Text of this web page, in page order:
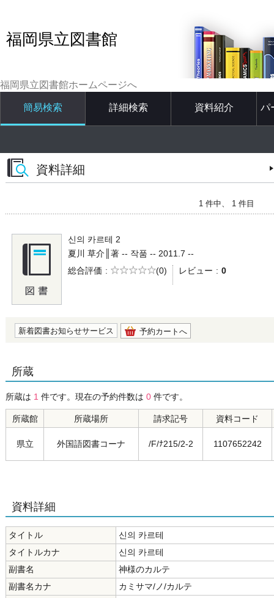
福岡県立図書館
福岡県立図書館ホームページへ
簡易検索 詳細検索 資料紹介 パ
資料詳細
1 件中、 1 件目
신의 카르테 2
夏川 草介║著 -- 작품 -- 2011.7 --
総合評価
5段階評価
(0) レビュー 0
新着図書お知らせサービス 予約カートへ
所蔵
所蔵は 1 件です。現在の予約件数は 0 件です。
所蔵館 所蔵場所 請求記号 資料コード
県立 外国語図書コーナ /F/ﾅ215/2-2 1107652242
資料詳細
タイトル
신의 카르테
タイトルカナ
신의 카르테
副書名
神様のカルテ
副書名カナ
カミサマ/ノ/カルテ